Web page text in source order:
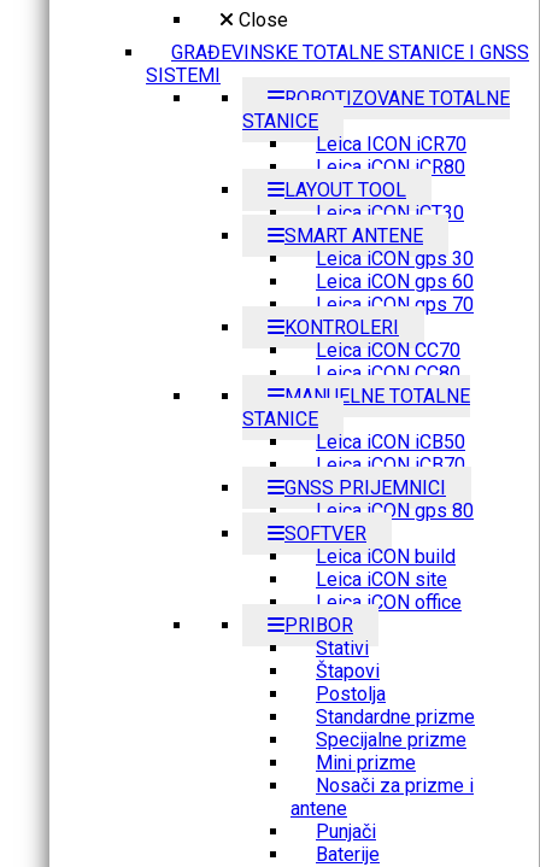
Close
GRAĐEVINSKE TOTALNE STANICE I GNSS
SISTEMI
ROBOTIZOVANE TOTALNE
STANICE
Leica ICON iCR70
Leica iCON iCR80
LAYOUT TOOL
Leica iCON iCT30
SMART ANTENE
Leica iCON gps 30
Leica iCON gps 60
Leica iCON gps 70
KONTROLERI
Leica iCON CC70
Leica iCON CC80
MANUELNE TOTALNE
STANICE
Leica iCON iCB50
Leica iCON iCB70
GNSS PRIJEMNICI
Leica iCON gps 80
SOFTVER
Leica iCON build
Leica iCON site
Leica iCON office
PRIBOR
Stativi
Štapovi
Postolja
Standardne prizme
Specijalne prizme
Mini prizme
Nosači za prizme i
antene
Punjači
Baterije